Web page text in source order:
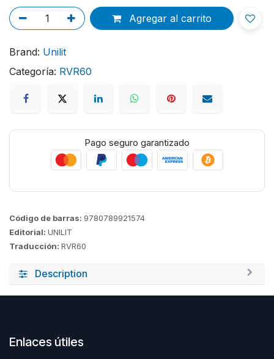
Agregar al carrito
Brand: Unilit
Categoría: RVR60
Pago seguro garantizado
Código de barras: 9780789921574
Editorial: UNILIT
Traducción: RVR60
Description
Enlaces útiles